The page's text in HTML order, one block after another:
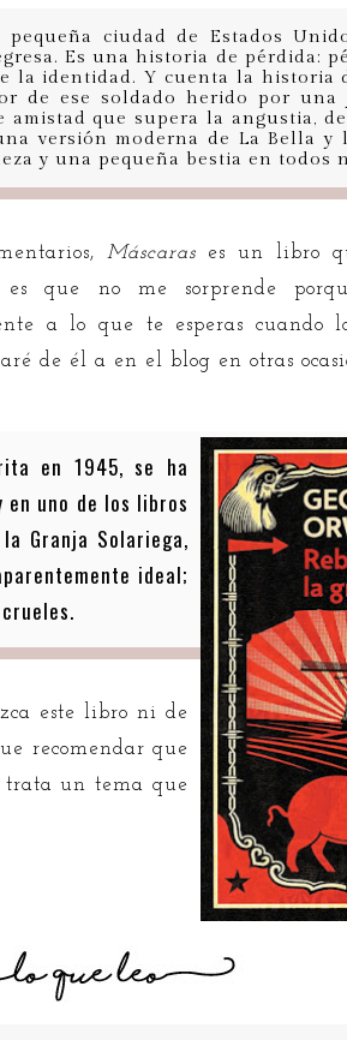
ciudad de Estados
Es una historia de pérdida:
la identidad. Y cuenta la historia
de ese soldado herido por una
que supera la angustia,
versión moderna de La Bella y
y una pequeña bestia en todos
Máscaras es un libro
que no me sorprende
a lo que te esperas cuando lo
de él a en el blog en otras
en 1945, se ha
uno de los libros
Granja Solariega,
ideal;
este libro ni de
recomendar que
trata un tema que